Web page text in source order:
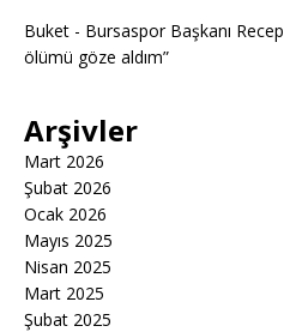
Buket - Bursaspor Başkanı
ölümü göze aldım”
Arşivler
Mart 2026
Şubat 2026
Ocak 2026
Mayıs 2025
Nisan 2025
Mart 2025
Şubat 2025